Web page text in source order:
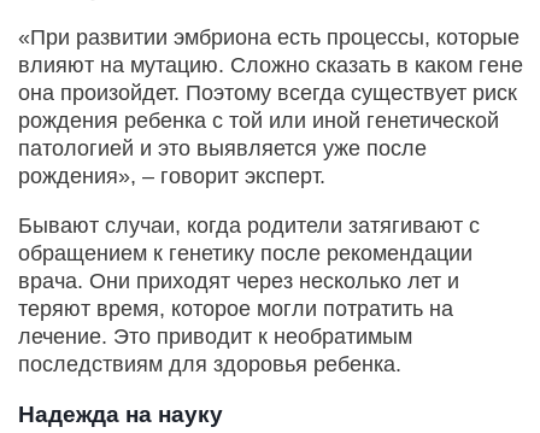
«При развитии эмбриона есть процессы, которые
влияют на мутацию. Сложно сказать в каком гене
она произойдет. Поэтому всегда существует риск
рождения ребенка с той или иной генетической
патологией и это выявляется уже после
рождения», – говорит эксперт.
Бывают случаи, когда родители затягивают с
обращением к генетику после рекомендации
врача. Они приходят через несколько лет и
теряют время, которое могли потратить на
лечение. Это приводит к необратимым
последствиям для здоровья ребенка.
Надежда на науку